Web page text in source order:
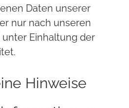
Daten unserer
nur nach unseren
Einhaltung der
Hinweise